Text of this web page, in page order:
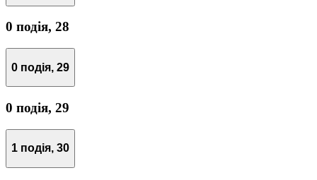
0 подія, 28
0 подія, 29
0 подія, 29
1 подія, 30